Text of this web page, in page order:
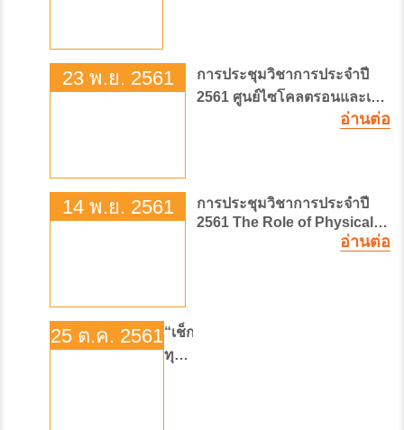
23 พ.ย. 2561
การประชุมวิชาการประจำปี
2561 ศูนย์ไซโคลตรอนและเพท
อ่านต่อ
14 พ.ย. 2561
การประชุมวิชาการประจำปี
2561 The Role of Physical
Management for Cancer
อ่านต่อ
25 ต.ค. 2561“เช็ก
ทุก